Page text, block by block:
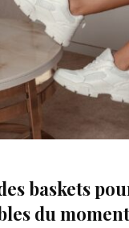
baskets
du moment